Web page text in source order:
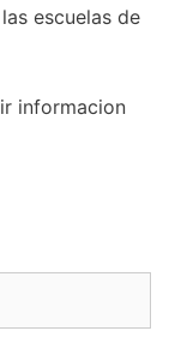
escuelas de
informacion